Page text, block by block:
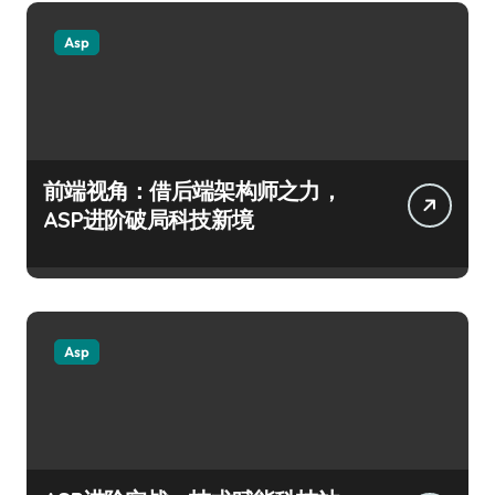
Asp
前端视角：借后端架构师之力，
ASP进阶破局科技新境
Asp